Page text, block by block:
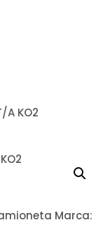
A KO2
Marca: